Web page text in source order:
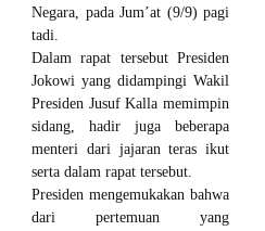
Negara, pada Jum’at (9/9) pagi
tadi.
Dalam rapat tersebut Presiden
Jokowi yang didampingi Wakil
Presiden Jusuf Kalla memimpin
sidang, hadir juga beberapa
menteri dari jajaran teras ikut
serta dalam rapat tersebut.
Presiden mengemukakan bahwa
dari pertemuan yang